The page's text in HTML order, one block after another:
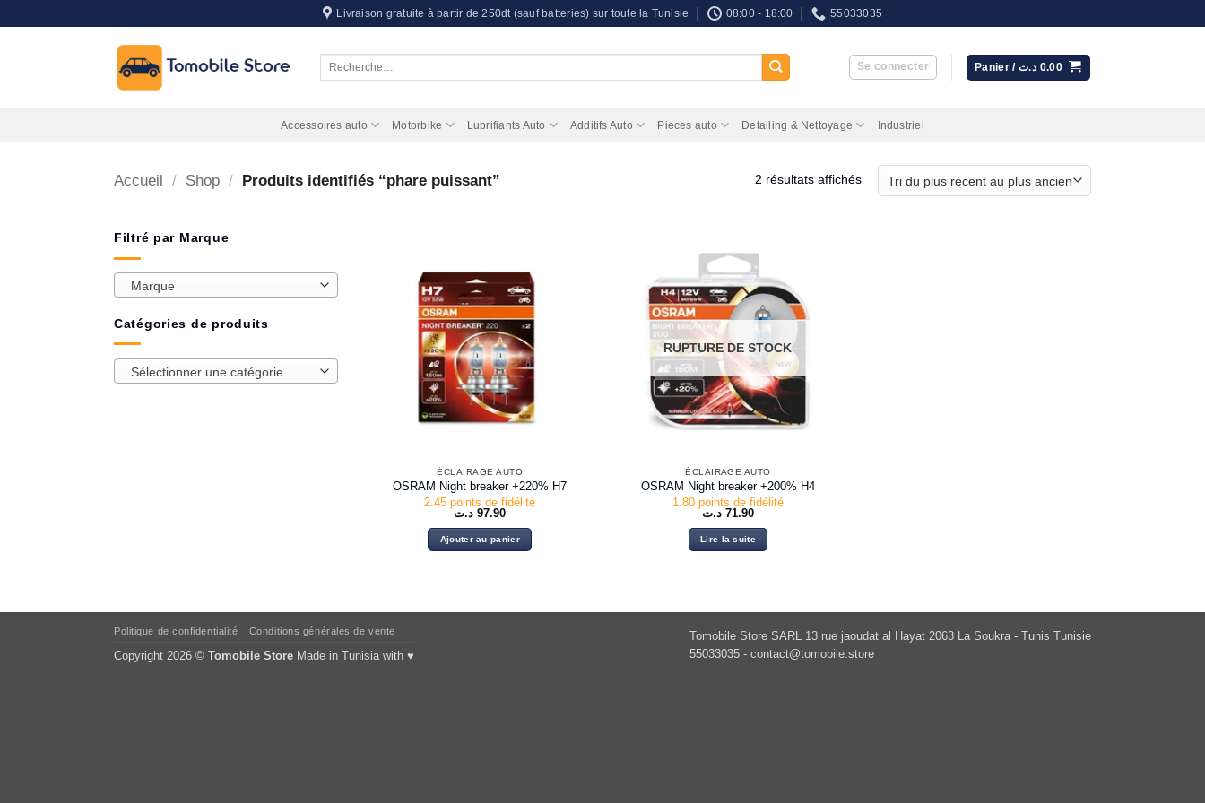
au
Livraison gratuite à partir de 250dt (sauf batteries) sur toute la Tunisie 08:00 - 18:00 55033035
Se connecter Panier / 0.00 د.ت
Accessoires auto Motorbike Lubrifiants Auto Additifs Auto Pieces auto Detailing & Nettoyage Industriel
Accueil / Shop / Produits identifiés “phare puissant” 2 résultats affichésTrié
Filtré par Marque
Marque
Catégories de produits
Sélectionner une catégorie
ÉCLAIRAGE AUTO
OSRAM Night breaker +220% H7
2.45 points de fidélité
97.90 د.ت
Ajouter au panier
RUPTURE DE STOCK
ÉCLAIRAGE AUTO
OSRAM Night breaker +200% H4
1.80 points de fidélité
71.90 د.ت
Lire la suite
Tomobile Store SARL 13 rue jaoudat al Hayat 2063 La Soukra - Tunis Tunisie
55033035 - contact@tomobile.store
Politique de confidentialité Conditions générales de vente
Copyright 2026 © Tomobile Store Made in Tunisia with ♥